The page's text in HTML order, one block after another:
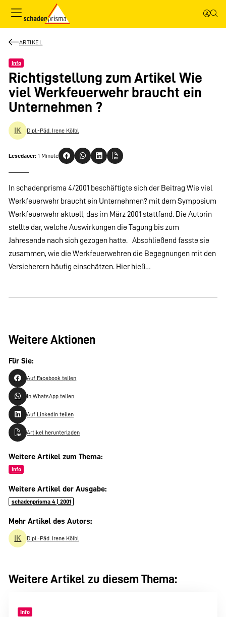
ARTIKEL
Info
Richtigstellung zum Artikel Wie
viel Werkfeuerwehr braucht ein
Unternehmen ?
IK Dipl.-Päd. Irene Kölbl
Lesedauer: 1 Minute
In schadenprisma 4/2001 beschäftigte sich der Beitrag Wie viel
Werkfeuerwehr braucht ein Unternehmen? mit dem Symposium
Werkfeuerwehr aktuell, das im März 2001 stattfand. Die Autorin
stellte dar, welche Auswirkungen die Tagung bis zum
Jahresende nach sich gezogen hatte. Abschließend fasste sie
zusammen, wie die Werkfeuerwehren die Begegnungen mit den
Versicherern häufig einschätzen. Hier hieß…
Weitere Aktionen
Für Sie:
Auf Facebook teilen
In WhatsApp teilen
Auf LinkedIn teilen
Artikel herunterladen
Weitere Artikel zum Thema:
Info
Weitere Artikel der Ausgabe:
schadenprisma 4 | 2001
Mehr Artikel des Autors:
IK Dipl.-Päd. Irene Kölbl
Weitere Artikel zu diesem Thema:
Info